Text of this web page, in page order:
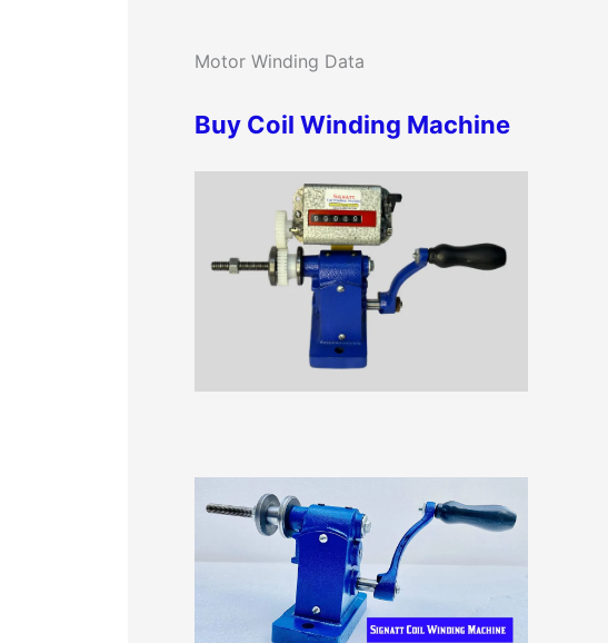
h
o
Motor Winding Data
Buy Coil Winding Machine
r
e
s